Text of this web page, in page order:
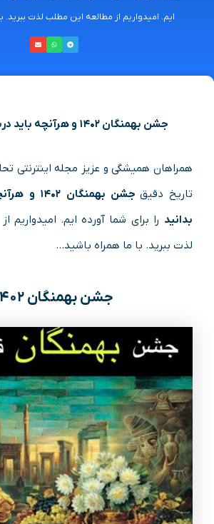
ایم. امیدواریم از مطالعه این مطلب لذت ببرید.
جشن بهمنگان ۱۴۰۲ و هرآنچه باید درباره آن بدانید
همراهان همیشگی و عزیز مجله اینترنتی
تاریخ دقیق
جشن
بدانید را برای شما آورده ایم. امیدواریم
لذت ببرید. با ما همراه باشید…
جشن بهمنگان ۱۴۰۲